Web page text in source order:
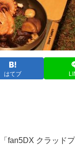
はてブ
fan5DX クラッド